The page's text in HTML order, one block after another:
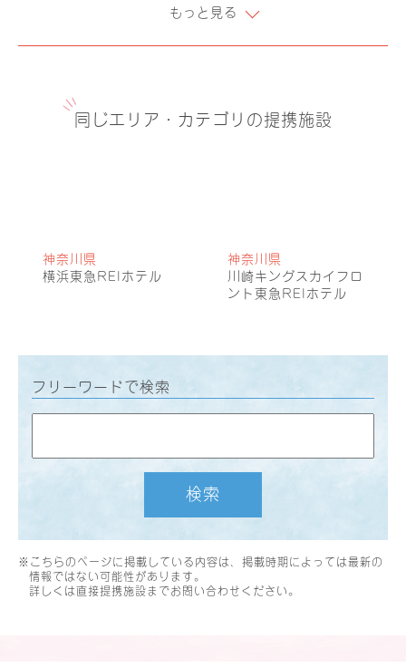
もっと見る
同じエリア・カテゴリの提携施設
神奈川県
横浜東急REIホテル
神奈川県
川崎キングスカイフロ
ント東急REIホテル
フリーワードで検索
検索
※こちらのページに掲載している内容は、掲載時期によっては最新の
情報ではない可能性があります。
詳しくは直接提携施設までお問い合わせください。